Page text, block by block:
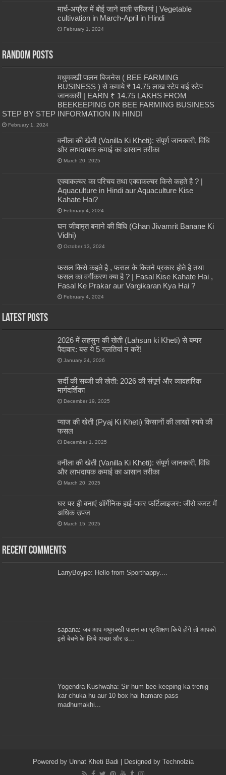
मार्च-अप्रैल में बोई जाने वाली सब्जियां | Vegetable
cultivation in March-April in Hindi
February 1, 2024
Random Posts
मधुमक्खी पालन बिजनेस ( BEE FARMING
BUSINESS ) से कमाये ₹ 14.75 लाख स्टेप बाई स्टेप
जानकारी | EARN ₹ 14.75 LAKHS FROM
BEEKEEPING OR BEE FARMING BUSINESS
STEP BY STEP INFORMATION IN HINDI
February 1, 2024
वनीला की खेती (Vanilla Ki Kheti): संपूर्ण जानकारी, विधि
और लाभदायक कमाई का आसान तरीका
March 20, 2025
एक्वाकल्चर का परिचय तथा एक्वाकल्चर किसे कहते है ? |
Aquaculture in Hindi aur Aquaculture Kise
Kahate Hai?
February 4, 2024
घन जीवामृत बनाने की विधि (Ghan Jivamrit Banane Ki
Vidhi)
October 13, 2024
फसल किसे कहते है , फसल के कितने प्रकार होते है तथा
फसल का वर्गीकरण क्या है ? | Fasal Kise Kahate Hai ,
Fasal Ke Prakar aur Vargikaran Kya Hai ?
February 4, 2024
Latest Posts
2026 में लहसुन की खेती (Lahsun ki Kheti) से बम्पर
पैदावार: बस ये 5 गलतियां न करें!
January 24, 2026
सर्दी की सब्जी की खेती: 2026 की संपूर्ण और व्यावहारिक
मार्गदर्शिका
December 19, 2025
प्याज की खेती (Pyaj Ki Kheti) किसानों की लाखों रुपये की
फसल
December 1, 2025
वनीला की खेती (Vanilla Ki Kheti): संपूर्ण जानकारी, विधि
और लाभदायक कमाई का आसान तरीका
March 20, 2025
घर पर ही बनाएं ऑर्गेनिक हाई-पावर फर्टिलाइजर: जीरो बजट में
अधिक उपज
March 15, 2025
Recent Comments
LarryBoype: Hello from Sporthappy....
sapana: जब आप मधुमक्खी पालन का प्रशिक्षण किये होंगे तो आपको
इसे बेचने के लिये अच्छा और उ...
Yogendra Kushwaha: Sir hum bee keeping ka trenig
kar chuka hu aur 10 box hai hamare pass
madhumakhi...
Powered by Unnat Kheti Badi | Designed by Technolzia